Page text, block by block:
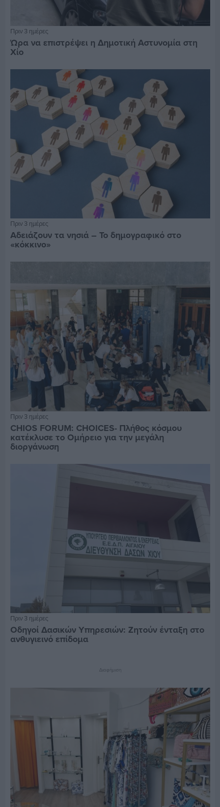
Πριν 3 ημέρες
Ώρα να επιστρέψει η Δημοτική Αστυνομία στη
Χίο
Πριν 3 ημέρες
Αδειάζουν τα νησιά – Το δημογραφικό στο
«κόκκινο»
Πριν 3 ημέρες
CHIOS FORUM: CHOICES- Πλήθος κόσμου
κατέκλυσε το Ομήρειο για την μεγάλη
διοργάνωση
Πριν 3 ημέρες
Οδηγοί Δασικών Υπηρεσιών: Ζητούν ένταξη στο
ανθυγιεινό επίδομα
Διαφήμιση